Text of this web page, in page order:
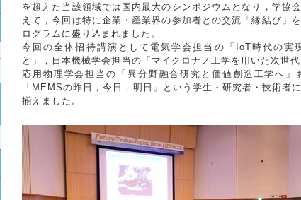
を超えた当該領域では国内最大のシンポジウムとなり，学協
えて，今回は特に企業・産業界の参加者との交流「縁結び」
ログラムに盛り込まれました。
今回の全体招待講演として電気学会担当の「IoT時代の実
と」，日本機械学会担当の「マイクロナノ工学を用いた次世
応用物理学会担当の「異分野融合研究と価値創造工学へ」
「MEMSの昨日，今日，明日」という学生・研究者・技術者
揃えました。